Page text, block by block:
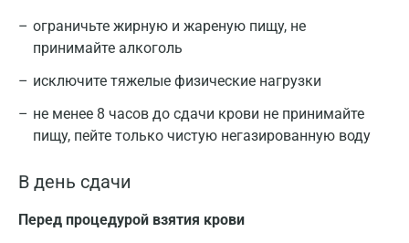
ограничьте жирную и жареную пищу, не
принимайте алкоголь
исключите тяжелые физические нагрузки
не менее 8 часов до сдачи крови не принимайте
пищу, пейте только чистую негазированную воду
В день сдачи
Перед процедурой взятия крови